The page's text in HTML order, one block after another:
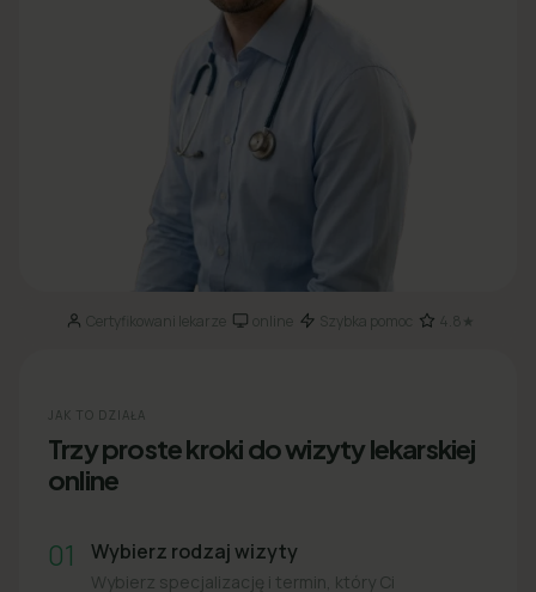
Certyfikowani lekarze· online· Szybka pomoc 4.8★
JAK TO DZIAŁA
Trzy proste kroki do wizyty lekarskiej
online
01 Wybierz rodzaj wizyty
Wybierz specjalizację i termin, który Ci